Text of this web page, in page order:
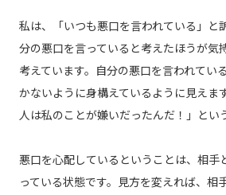
私は、「いつも悪口を言われている」と
分の悪口を言っていると考えたほうが気
考えています。自分の悪口を言われてい
かないように身構えているように見えま
人は私のことが嫌いだったんだ！」とい
悪口を心配しているということは、相手
っている状態です。見方を変えれば、相